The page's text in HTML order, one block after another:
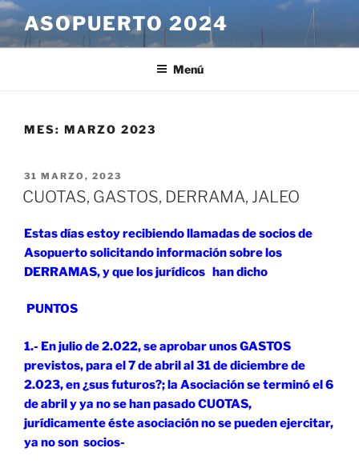
Saltar
al
contenido
ASOPUERTO 2024
Menú
MES: MARZO 2023
PUBLICADO
EL
31 MARZO, 2023
CUOTAS, GASTOS, DERRAMA, JALEO
Estas días estoy recibiendo llamadas de socios de
Asopuerto solicitando información sobre los
DERRAMAS, y que los jurídicos han dicho
PUNTOS
1.- En julio de 2.022, se aprobar unos GASTOS
previstos, para el 7 de abril al 31 de diciembre de
2.023, en ¿sus futuros?; la Asociación se terminó el 6
de abril y ya no se han pasado CUOTAS,
jurídicamente éste asociación no se pueden ejercitar,
ya no son socios-